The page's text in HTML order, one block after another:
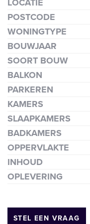
LOCATIE
POSTCODE
WONINGTYPE
BOUWJAAR
SOORT BOUW
BALKON
PARKEREN
KAMERS
SLAAPKAMERS
BADKAMERS
OPPERVLAKTE
INHOUD
OPLEVERING
STEL EEN VRAAG